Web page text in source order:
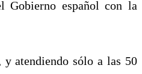
Gobierno español con la
atendiendo sólo a las 50